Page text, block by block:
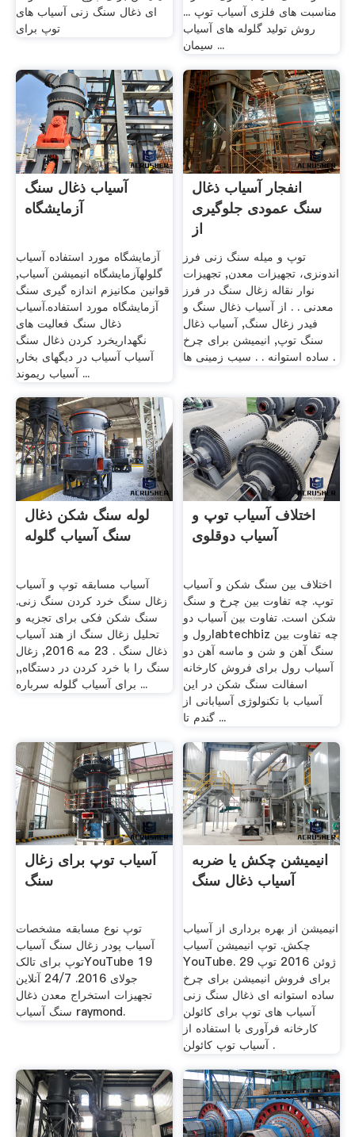
ای ذغال سنگ زنی آسیاب های
توپ برای
مناسبت های فلزی آسیاب توپ ...
روش تولید گلوله های آسیاب
سیمان ...
آسیاب ذغال سنگ
آزمایشگاه
آزمایشگاه مورد استفاده آسیاب
گلولهآزمایشگاه انیمیشن آسیاب,
قوانین مکانیزم اندازه گیری سنگ
آزمایشگاه مورد استفاده.آسیاب
ذغال سنگ فعالیت های
نگهداریخرد کردن ذغال سنگ
آسیاب آسیاب در دیگهای بخار,
آسیاب ریموند ...
انفجار آسیاب ذغال
سنگ عمودی جلوگیری
از
توپ و میله سنگ زنی فرز
اندونزی، تجهیزات معدن, تجهیزات
نوار نقاله زغال سنگ در فرز
معدنی . . از آسیاب ذغال سنگ و
فیدر زغال سنگ, آسیاب ذغال
سنگ توپ, انیمیشن برای چرخ
ساده استوانه . . سیب زمینی ها .
لوله سنگ شکن ذغال
سنگ آسیاب گلوله
آسیاب مسابقه توپ و آسیاب
زغال سنگ خرد کردن سنگ زنی.
سنگ شکن فکی برای تجزیه و
تحلیل زغال سنگ از هند آسیاب
ذغال سنگ . 23 مه 2016, زغال
سنگ را با خرد کردن در دستگاه,,
برای آسیاب گلوله سرباره ...
اختلاف آسیاب توپ و
آسیاب دوقلوی
اختلاف بین سنگ شکن و آسیاب
توپ. چه تفاوت بین چرخ و سنگ
شکن است. تفاوت بین آسیاب دو
رول وlabtechbiz چه تفاوت بین
سنگ آهن و شن و ماسه آهن دو
آسیاب رول برای فروش کارخانه
اسفالت سنگ شکن در این
آسیاب با تکنولوژی آسیابانی از
گندم تا ...
آسیاب توپ برای زغال
سنگ
توپ نوع مسابقه مشخصات
آسیاب پودر زغال سنگ آسیاب
توپ برای تالکYouTube 19
جولای 2016. 24/7 آنلاین
تجهیزات استخراج معدن ذغال
سنگ آسیاب raymond.
انیمیشن چکش یا ضربه
آسیاب ذغال سنگ
انیمیشن از بهره برداری از آسیاب
چکش. توپ انیمیشن آسیاب
YouTube. 29 ژوئن 2016 توپ
برای فروش انیمیشن برای چرخ
ساده استوانه ای ذغال سنگ زنی
آسیاب های توپ برای کائولن
کارخانه فرآوری با استفاده از
آسیاب توپ کائولن .